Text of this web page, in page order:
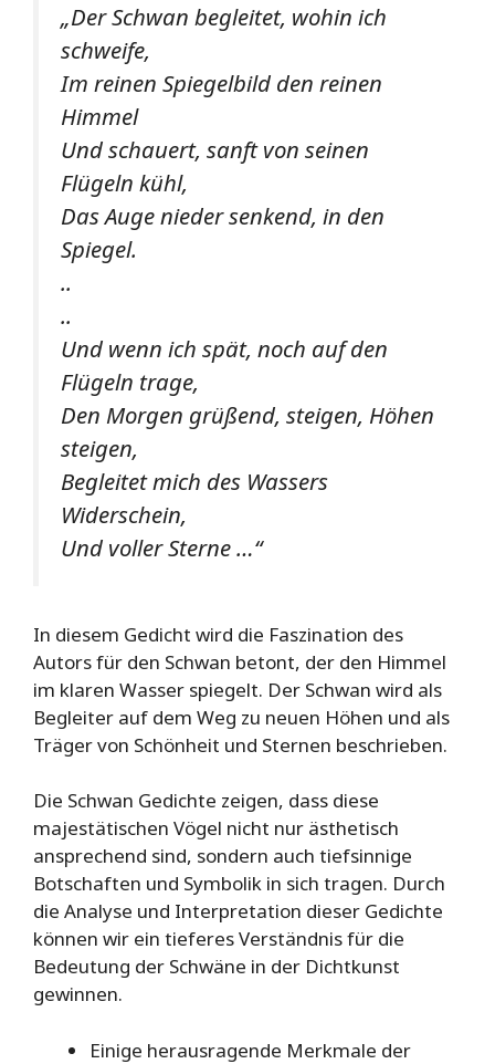
„Der Schwan begleitet, wohin ich
schweife,
Im reinen Spiegelbild den reinen
Himmel
Und schauert, sanft von seinen
Flügeln kühl,
Das Auge nieder senkend, in den
Spiegel.
..
..
Und wenn ich spät, noch auf den
Flügeln trage,
Den Morgen grüßend, steigen, Höhen
steigen,
Begleitet mich des Wassers
Widerschein,
Und voller Sterne …“
In diesem Gedicht wird die Faszination des
Autors für den Schwan betont, der den Himmel
im klaren Wasser spiegelt. Der Schwan wird als
Begleiter auf dem Weg zu neuen Höhen und als
Träger von Schönheit und Sternen beschrieben.
Die Schwan Gedichte zeigen, dass diese
majestätischen Vögel nicht nur ästhetisch
ansprechend sind, sondern auch tiefsinnige
Botschaften und Symbolik in sich tragen. Durch
die Analyse und Interpretation dieser Gedichte
können wir ein tieferes Verständnis für die
Bedeutung der Schwäne in der Dichtkunst
gewinnen.
Einige herausragende Merkmale der